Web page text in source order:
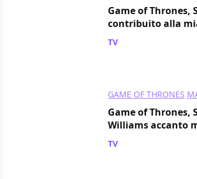
Game of Thrones,
contribuito alla
TV
GAME OF THRONES
Game of Thrones,
Williams accanto
TV